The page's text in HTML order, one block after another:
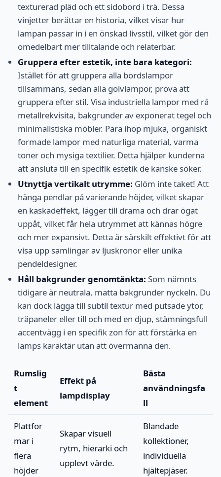
texturerad pläd och ett sidobord i trä. Dessa
vinjetter berättar en historia, vilket visar hur
lampan passar in i en önskad livsstil, vilket gör den
omedelbart mer tilltalande och relaterbar.
Gruppera efter estetik, inte bara kategori:
Istället för att gruppera alla bordslampor
tillsammans, sedan alla golvlampor, prova att
gruppera efter stil. Visa industriella lampor med rå
metallrekvisita, bakgrunder av exponerat tegel och
minimalistiska möbler. Para ihop mjuka, organiskt
formade lampor med naturliga material, varma
toner och mysiga textilier. Detta hjälper kunderna
att ansluta till en specifik estetik de kanske söker.
Utnyttja vertikalt utrymme: Glöm inte taket! Att
hänga pendlar på varierande höjder, vilket skapar
en kaskadeffekt, lägger till drama och drar ögat
uppåt, vilket får hela utrymmet att kännas högre
och mer expansivt. Detta är särskilt effektivt för att
visa upp samlingar av ljuskronor eller unika
pendeldesigner.
Håll bakgrunder genomtänkta: Som nämnts
tidigare är neutrala, matta bakgrunder nyckeln. Du
kan dock lägga till subtil textur med putsade ytor,
träpaneler eller till och med en djup, stämningsfull
accentvägg i en specifik zon för att förstärka en
lamps karaktär utan att övermanna den.
Rumslig
t
element
Effekt på
lampdisplay
Bästa
användningsfa
ll
Plattfor
mar i
flera
höjder
Skapar visuell
rytm, hierarki och
upplevt värde.
Blandade
kollektioner,
individuella
hjältepjäser.